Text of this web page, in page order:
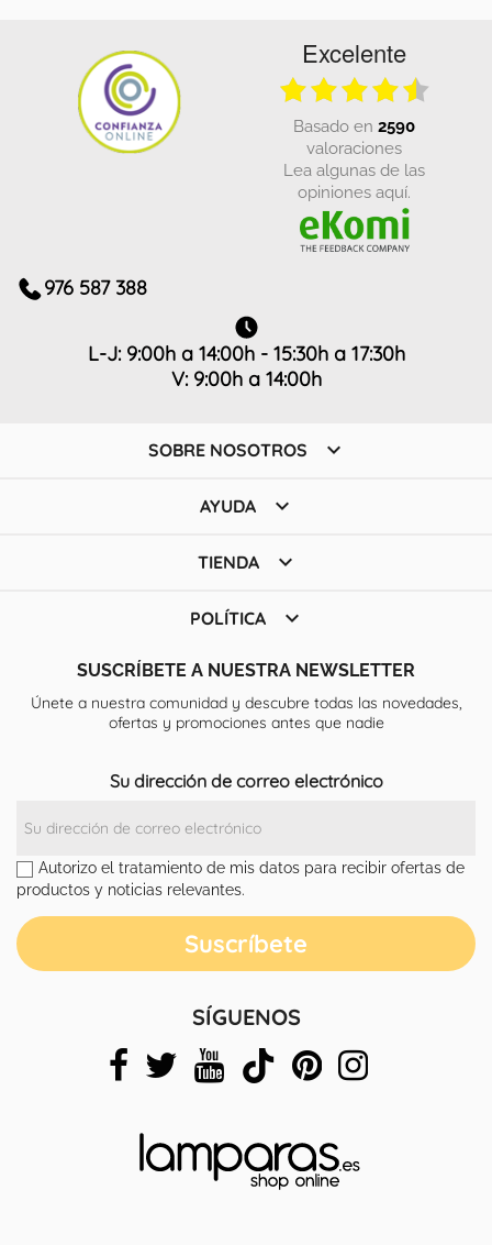
Excelente
basado en 2590
valoraciones
Lea algunas de las
opiniones aquí.
976 587 388
L-J: 9:00h a 14:00h - 15:30h a 17:30h
V: 9:00h a 14:00h
SOBRE NOSOTROS 
AYUDA 
TIENDA 
POLÍTICA 
SUSCRÍBETE A NUESTRA NEWSLETTER
Únete a nuestra comunidad y descubre todas las novedades,
ofertas y promociones antes que nadie
Su dirección de correo electrónico
Autorizo el tratamiento de mis datos para recibir ofertas de
productos y noticias relevantes.
SÍGUENOS